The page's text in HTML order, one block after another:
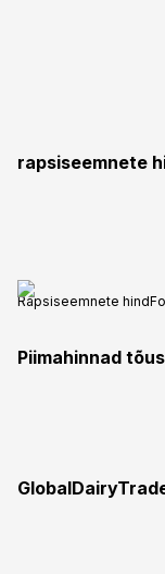
rapsiseemnete
Rapsiseemnete hind
Piimahinnad